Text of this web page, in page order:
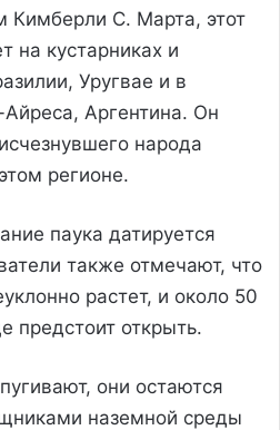
Кимберли С. Марта, этот
на кустарниках и
Уругвае и в
Айреса, Аргентина. Он
народа
регионе.
паука датируется
также отмечают, что
растет, и около 50
предстоит открыть.
они остаются
наземной среды